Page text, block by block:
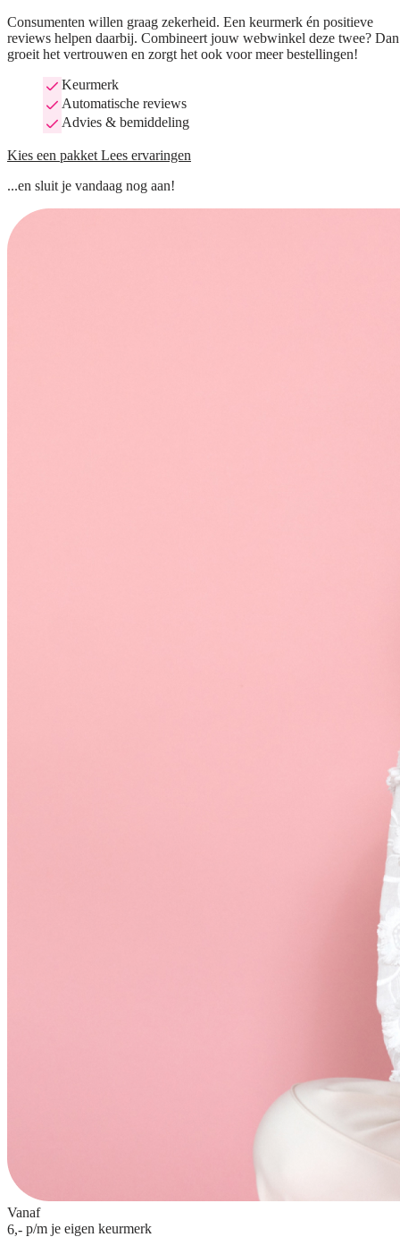
Consumenten willen graag zekerheid. Een keurmerk én positieve
reviews helpen daarbij. Combineert jouw webwinkel deze twee? Dan
groeit het vertrouwen en zorgt het ook voor meer bestellingen!
Keurmerk
Automatische reviews
Advies & bemiddeling
Kies een pakket Lees ervaringen
...en sluit je vandaag nog aan!
Vanaf
6,- p/m je eigen keurmerk